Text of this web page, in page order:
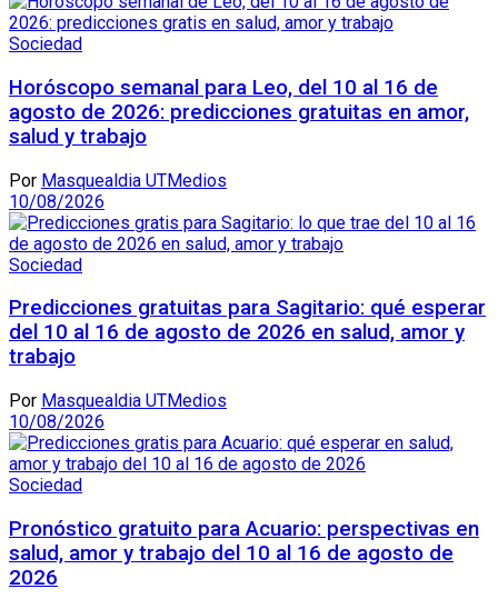
Sociedad
Horóscopo semanal para Leo, del 10 al 16 de
agosto de 2026: predicciones gratuitas en amor,
salud y trabajo
Por Masquealdia UTMedios
10/08/2026
Sociedad
Predicciones gratuitas para Sagitario: qué esperar
del 10 al 16 de agosto de 2026 en salud, amor y
trabajo
Por Masquealdia UTMedios
10/08/2026
Sociedad
Pronóstico gratuito para Acuario: perspectivas en
salud, amor y trabajo del 10 al 16 de agosto de
2026